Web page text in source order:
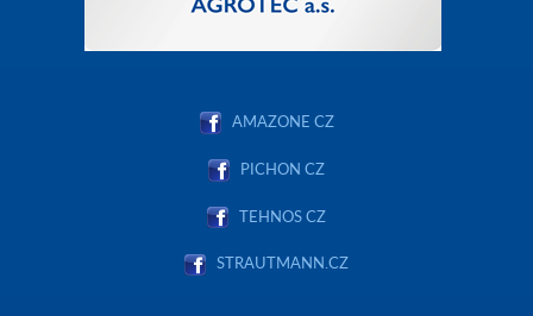
AMAZONE CZ
PICHON CZ
TEHNOS CZ
STRAUTMANN.CZ